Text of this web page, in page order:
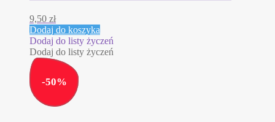
9,50 zł
Dodaj do koszyka
Dodaj do listy życzeń
Dodaj do listy życzeń
-50%